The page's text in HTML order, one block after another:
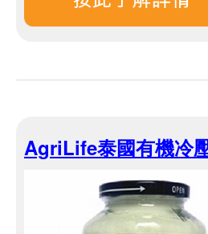
AgriLife泰國有機冷